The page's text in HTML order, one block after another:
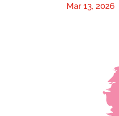
Mar 13, 2026